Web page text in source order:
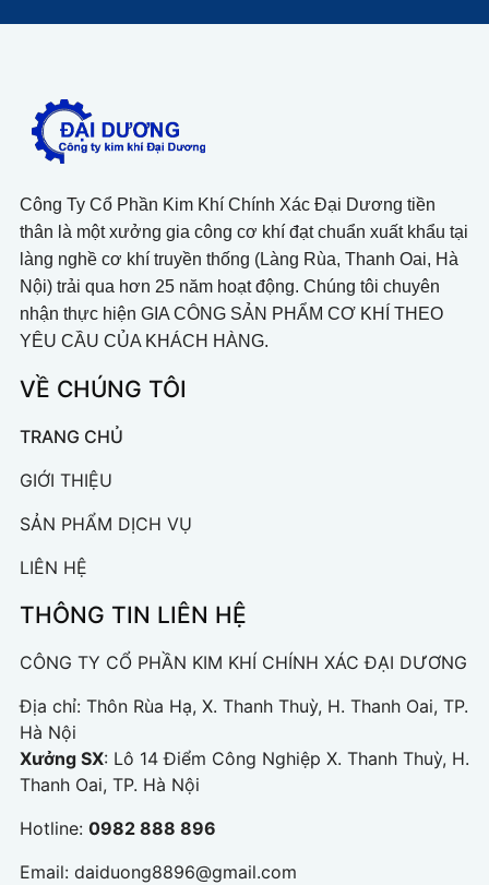
Công Ty Cổ Phần Kim Khí Chính Xác Đại Dương tiền
thân là một xưởng gia công cơ khí đạt chuẩn xuất khẩu tại
làng nghề cơ khí truyền thống (Làng Rùa, Thanh Oai, Hà
Nội) trải qua hơn 25 năm hoạt động. Chúng tôi chuyên
nhận thực hiện GIA CÔNG SẢN PHẨM CƠ KHÍ THEO
YÊU CẦU CỦA KHÁCH HÀNG.
VỀ CHÚNG TÔI
TRANG CHỦ
GIỚI THIỆU
SẢN PHẨM DỊCH VỤ
LIÊN HỆ
THÔNG TIN LIÊN HỆ
CÔNG TY CỔ PHẦN KIM KHÍ CHÍNH XÁC ĐẠI DƯƠNG
Địa chỉ: Thôn Rùa Hạ, X. Thanh Thuỳ, H. Thanh Oai, TP.
Hà Nội
Xưởng SX: Lô 14 Điểm Công Nghiệp X. Thanh Thuỳ, H.
Thanh Oai, TP. Hà Nội
Hotline: 0982 888 896
Email: daiduong8896@gmail.com